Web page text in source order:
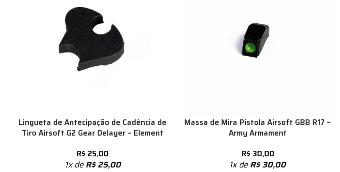
Lingueta de Antecipação de Cadência de
Tiro Airsoft G2 Gear Delayer – Element
R$ 25,00
1x deR$25,00
Massa de Mira Pistola Airsoft GBB R17 –
Army Armament
R$ 30,00
1x deR$30,00